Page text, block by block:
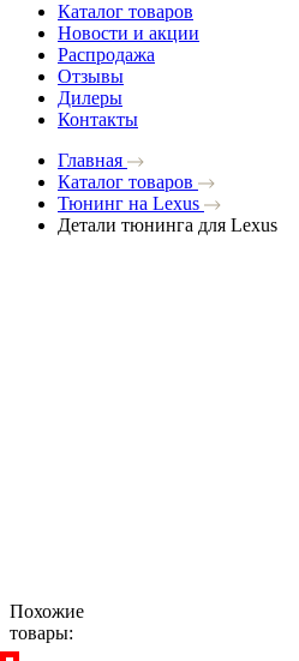
Каталог товаров
Новости и акции
Распродажа
Отзывы
Дилеры
Контакты
Главная
Каталог товаров
Тюнинг на Lexus
Детали тюнинга для Lexus
Похожие
товары: